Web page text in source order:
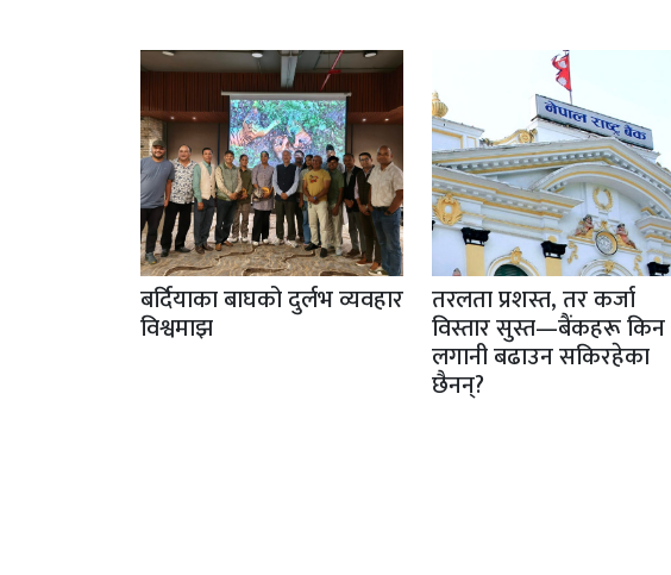
बर्दियाका बाघको दुर्लभ व्यवहार
विश्वमाझ
तरलता प्रशस्त, तर कर्जा
विस्तार सुस्त—बैंकहरू किन
लगानी बढाउन सकिरहेका
छैनन्?